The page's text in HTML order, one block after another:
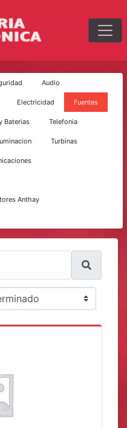
Audio
Electricidad Fuentes
Baterias Telefonia
Turbinas
Anthay